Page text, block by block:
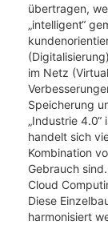
übertragen,
„intelligent“
im Netz
Speicherung
„Industrie
handelt sich
Kombination
Gebrauch
Cloud
Diese
harmonisiert